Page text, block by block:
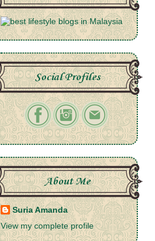
Social Profiles
About Me
Suria Amanda
View my complete profile